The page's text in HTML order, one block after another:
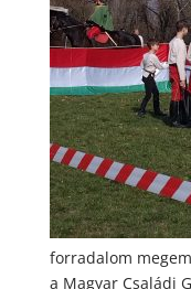
forradalom
a Magyar Családi